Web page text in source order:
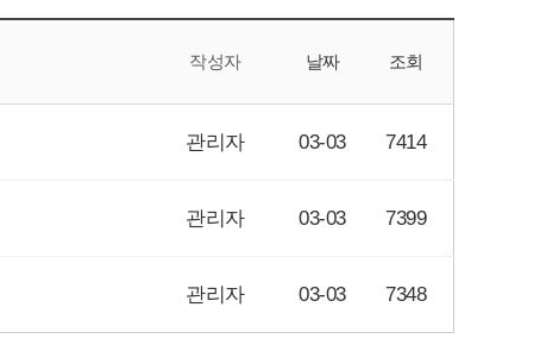
작성자 날짜 조회
관리자 03-03 7414
관리자 03-03 7399
관리자 03-03 7348